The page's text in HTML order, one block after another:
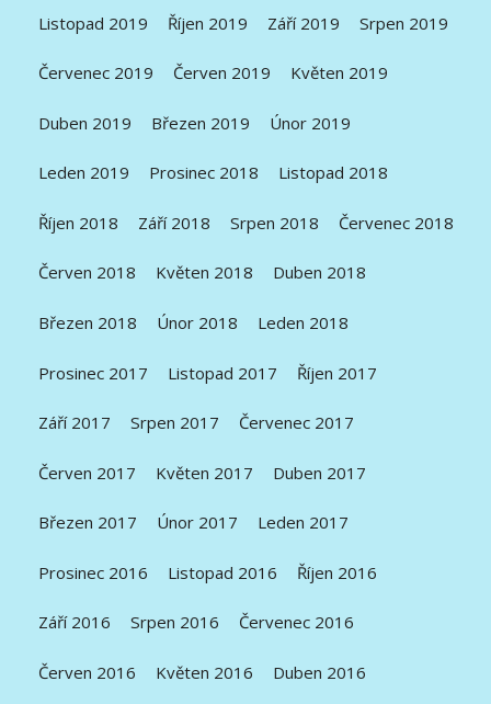
Listopad 2019 Říjen 2019 Září 2019 Srpen 2019
Červenec 2019 Červen 2019 Květen 2019
Duben 2019 Březen 2019 Únor 2019
Leden 2019 Prosinec 2018 Listopad 2018
Říjen 2018 Září 2018 Srpen 2018 Červenec 2018
Červen 2018 Květen 2018 Duben 2018
Březen 2018 Únor 2018 Leden 2018
Prosinec 2017 Listopad 2017 Říjen 2017
Září 2017 Srpen 2017 Červenec 2017
Červen 2017 Květen 2017 Duben 2017
Březen 2017 Únor 2017 Leden 2017
Prosinec 2016 Listopad 2016 Říjen 2016
Září 2016 Srpen 2016 Červenec 2016
Červen 2016 Květen 2016 Duben 2016